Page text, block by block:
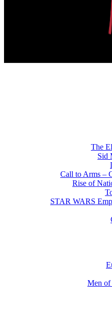
The
Sid
Call to Arms –
Rise of
STAR WARS
Men of